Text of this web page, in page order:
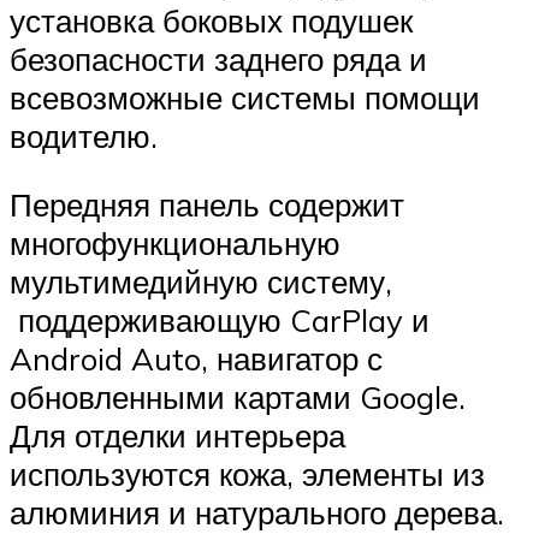
установка боковых подушек
безопасности заднего ряда и
всевозможные системы помощи
водителю.
Передняя панель содержит
многофункциональную
мультимедийную систему,
поддерживающую CarPlay и
Android Auto, навигатор с
обновленными картами Google.
Для отделки интерьера
используются кожа, элементы из
алюминия и натурального дерева.